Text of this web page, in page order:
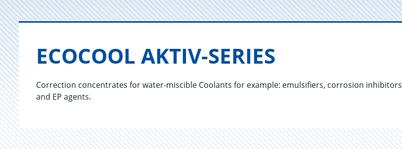
ECO­COOL AKTIV-SE­RI­ES
Correction concentrates for water-miscible Coolants for example: emulsifiers, corrosion inhibitors
and EP agents.